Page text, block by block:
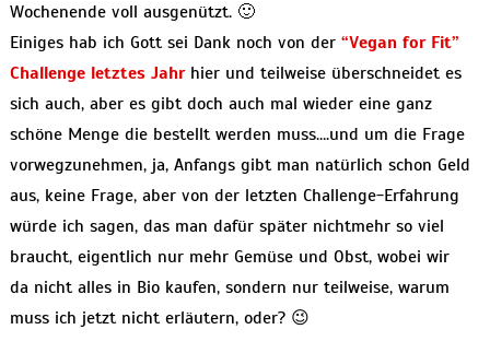
Wochenende voll ausgenützt. 🙂
Einiges hab ich Gott sei Dank noch von der “Vegan for Fit”
Challenge letztes Jahrhier und teilweise überschneidet es
sich auch, aber es gibt doch auch mal wieder eine ganz
schöne Menge die bestellt werden muss….und um die Frage
vorwegzunehmen, ja, Anfangs gibt man natürlich schon Geld
aus, keine Frage, aber von der letzten Challenge-Erfahrung
würde ich sagen, das man dafür später nichtmehr so viel
braucht, eigentlich nur mehr Gemüse und Obst, wobei wir
da nicht alles in Bio kaufen, sondern nur teilweise, warum
muss ich jetzt nicht erläutern, oder? 😉